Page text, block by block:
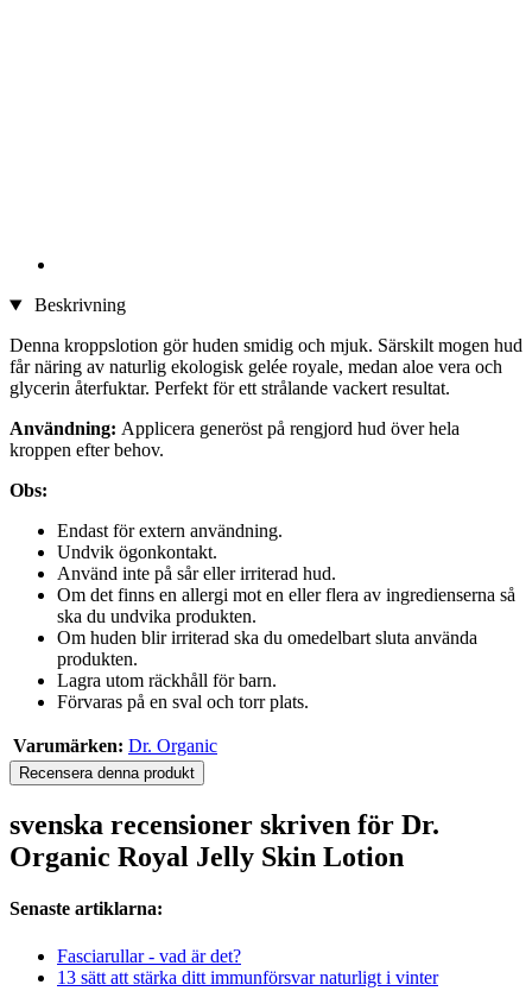
Beskrivning
Denna kroppslotion gör huden smidig och mjuk. Särskilt mogen hud
får näring av naturlig ekologisk gelée royale, medan aloe vera och
glycerin återfuktar. Perfekt för ett strålande vackert resultat.
Användning: Applicera generöst på rengjord hud över hela
kroppen efter behov.
Obs:
Endast för extern användning.
Undvik ögonkontakt.
Använd inte på sår eller irriterad hud.
Om det finns en allergi mot en eller flera av ingredienserna så
ska du undvika produkten.
Om huden blir irriterad ska du omedelbart sluta använda
produkten.
Lagra utom räckhåll för barn.
Förvaras på en sval och torr plats.
Varumärken: Dr. Organic
Recensera denna produkt
svenska recensioner skriven för Dr.
Organic Royal Jelly Skin Lotion
Senaste artiklarna:
Fasciarullar - vad är det?
13 sätt att stärka ditt immunförsvar naturligt i vinter